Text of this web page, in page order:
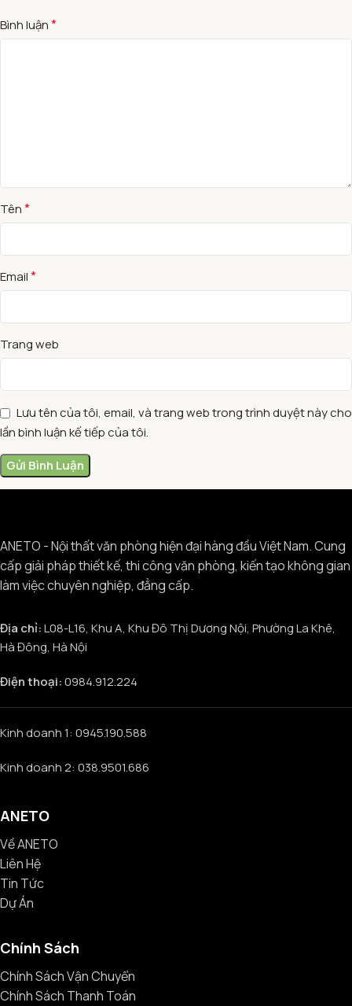
Bình luận*
Tên*
Email*
Trang web
Lưu tên của tôi, email, và trang web trong trình duyệt này cho
lần bình luận kế tiếp của tôi.
ANETO - Nội thất văn phòng hiện đại hàng đầu Việt Nam. Cung
cấp giải pháp thiết kế, thi công văn phòng, kiến tạo không gian
làm việc chuyên nghiệp, đẳng cấp.
Địa chỉ:L08-L16, Khu A, Khu Đô Thị Dương Nội, Phường La Khê,
Hà Đông, Hà Nội
Điện thoại:0984.912.224
Kinh doanh 1: 0945.190.588
Kinh doanh 2: 038.9501.686
ANETO
Về ANETO
Liên Hệ
Tin Tức
Dự Án
Chính Sách
Chính Sách Vận Chuyển
Chính Sách Thanh Toán